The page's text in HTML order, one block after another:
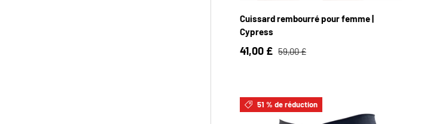
Cuissard rembourré pour femme |
Cypress
41,00 £ 59,00 £
51 % de réduction